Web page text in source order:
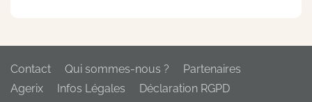
Contact Qui sommes-nous ?
Partenaires
Agerix
Infos Légales
Déclaration RGPD